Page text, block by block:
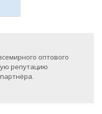
оптового
репутацию